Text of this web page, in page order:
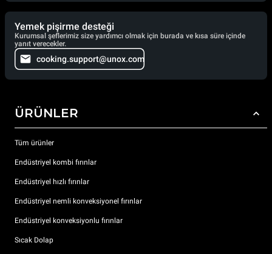
Yemek pişirme desteği
Kurumsal şeflerimiz size yardımcı olmak için burada ve kısa süre içinde
yanıt verecekler.
cooking.support@unox.com
ÜRÜNLER
Tüm ürünler
Endüstriyel kombi fırınlar
Endüstriyel hızlı fırınlar
Endüstriyel nemli konveksiyonel fırınlar
Endüstriyel konveksiyonlu fırınlar
Sıcak Dolap